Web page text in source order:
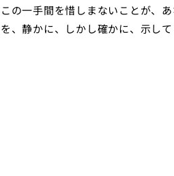
の一手間を惜しまないことが、あ
、静かに、しかし確かに、示して